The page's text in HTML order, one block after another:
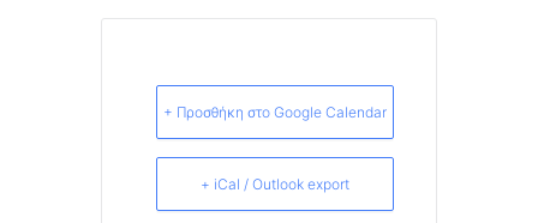
+ Προσθήκη στο Google Calendar
+ iCal / Outlook export